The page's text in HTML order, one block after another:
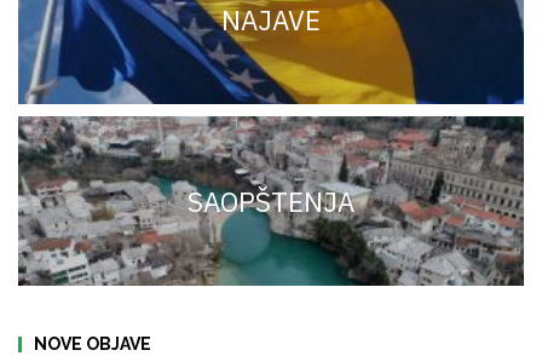
NAJAVE
SAOPŠTENJA
NOVE OBJAVE